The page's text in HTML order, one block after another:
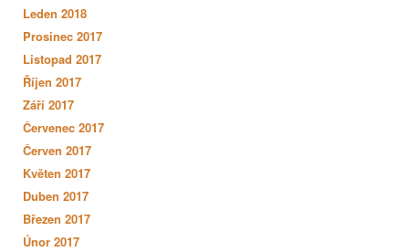
Leden 2018
Prosinec 2017
Listopad 2017
Říjen 2017
Září 2017
Červenec 2017
Červen 2017
Květen 2017
Duben 2017
Březen 2017
Únor 2017